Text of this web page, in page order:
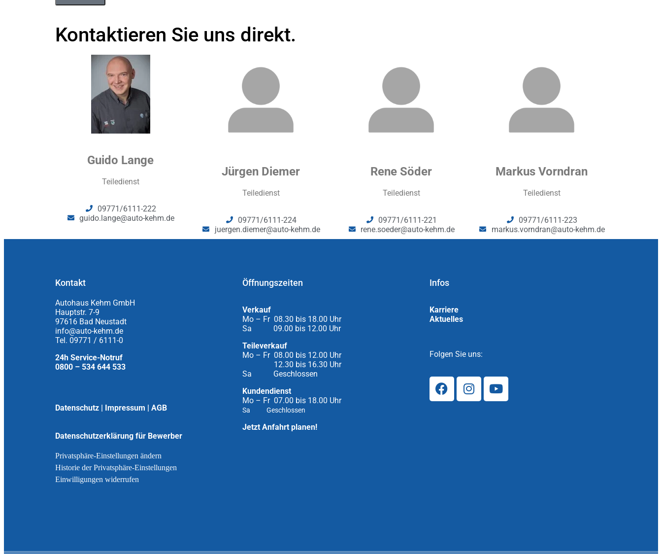
Kontaktieren Sie uns direkt.
Guido Lange
Teiledienst
09771/6111-222
guido.lange@auto-kehm.de
Jürgen Diemer
Teiledienst
09771/6111-224
juergen.diemer@auto-kehm.de
Rene Söder
Teiledienst
09771/6111-221
rene.soeder@auto-kehm.de
Markus Vorndran
Teiledienst
09771/6111-223
markus.vorndran@auto-kehm.de
Kontakt
Autohaus Kehm GmbH
Hauptstr. 7-9
97616 Bad Neustadt
info@auto-kehm.de
Tel. 09771 / 6111-0
24h Service-Notruf
0800 – 534 644 533
Datenschutz | Impressum | AGB
Datenschutzerklärung für Bewerber
Privatsphäre-Einstellungen ändern
Historie der Privatsphäre-Einstellungen
Einwilligungen widerrufen
Öffnungszeiten
Verkauf
Mo – Fr 08.30 bis 18.00 Uhr
Sa 09.00 bis 12.00 Uhr
Teileverkauf
Mo – Fr 08.00 bis 12.00 Uhr
12.30 bis 16.30 Uhr
Sa Geschlossen
Kundendienst
Mo – Fr 07.00 bis 18.00 Uhr
Sa Geschlossen
Jetzt Anfahrt planen!
Infos
Karriere
Aktuelles
Folgen Sie uns: